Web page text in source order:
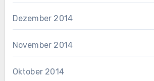
Dezember 2014
November 2014
Oktober 2014